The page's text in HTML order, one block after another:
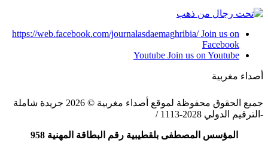
https://web.facebook.com/journalasdaemaghribia/ Join us on
Facebook
Youtube Join us on Youtube
أصداء مغربية
جميع الحقوق محفوظة لموقع أصداء مغربية © 2026 جريدة شاملة
-الترقيم الدولي 2028-1113 /
المؤسس المصطفى بلقطيبية رقم البطاقة المهنية 958